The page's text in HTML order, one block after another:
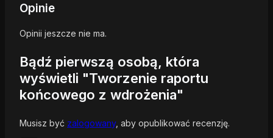
Opinie
Opinii jeszcze nie ma.
Bądź pierwszą osobą, która
wyświetli "Tworzenie raportu
końcowego z wdrożenia"
Musisz być zalogowany, aby opublikować recenzję.